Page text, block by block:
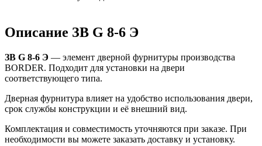
Описание ЗВ G 8-6 Э
ЗВ G 8-6 Э — элемент дверной фурнитуры производства
BORDER. Подходит для установки на двери
соответствующего типа.
Дверная фурнитура влияет на удобство использования двери,
срок службы конструкции и её внешний вид.
Комплектация и совместимость уточняются при заказе. При
необходимости вы можете заказать доставку и установку.